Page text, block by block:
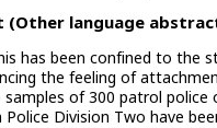
(Other language
has been confined to the
the feeling of
of 300 patrol police
Division Two have